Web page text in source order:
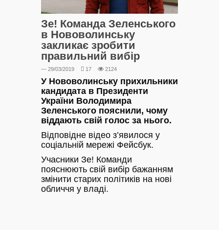
Зе! Команда Зеленського
в Нововолинську
закликає зробити
правильний вибір
— 29/03/2019 17 2124
У Нововолинську прихильники
кандидата в Президенти
України Володимира
Зеленського пояснили, чому
віддають свій голос за нього.
Відповідне відео з’явилося у
соціальній мережі Фейсбук.
Учасники Зе! Команди
пояснюють свій вибір бажанням
змінити старих політиків на нові
обличчя у владі.